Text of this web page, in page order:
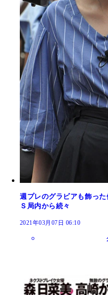
週プレのグラビアも飾っ
Ｓ局内から続々
2021年03月07日 06:10